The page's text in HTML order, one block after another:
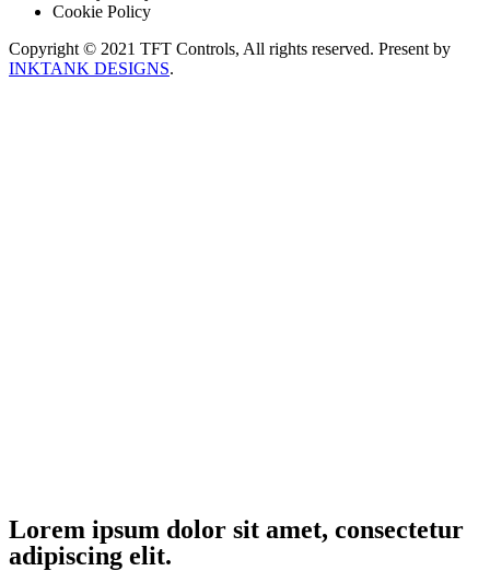
Cookie Policy
Copyright © 2021 TFT Controls, All rights reserved. Present by
INKTANK DESIGNS.
Lorem ipsum dolor sit amet, consectetur
adipiscing elit.